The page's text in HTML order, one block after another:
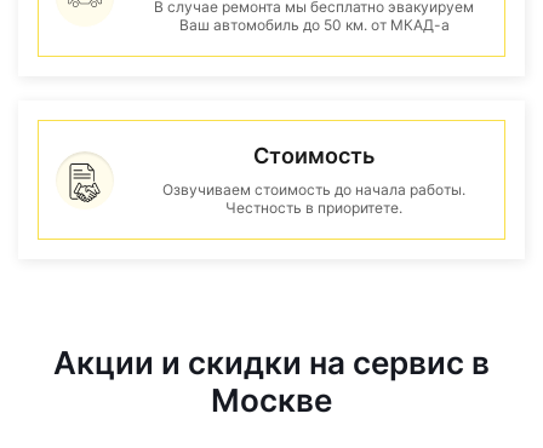
В случае ремонта мы бесплатно эвакуируем
Ваш автомобиль до 50 км. от МКАД-а
Стоимость
Озвучиваем стоимость до начала работы.
Честность в приоритете.
Акции и скидки на сервис в
Москве